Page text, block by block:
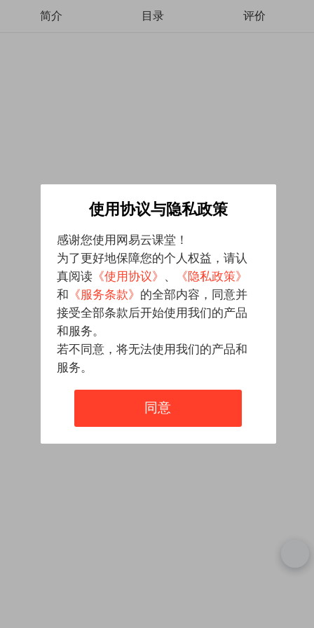
简介 目录 评价
使用协议与隐私政策
感谢您使用网易云课堂！
为了更好地保障您的个人权益，请认
真阅读 《使用协议》 、
《隐私政策》
和 《服务条款》 的全部内容，同意并
接受全部条款后开始使用我们的产品
和服务。
若不同意，将无法使用我们的产品和
服务。
同意